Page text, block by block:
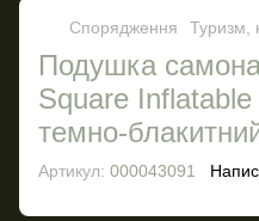
Спорядження Туризм,
Подушка
Square
темно-
Артикул: 000043091